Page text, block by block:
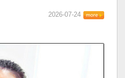
2026-07-24